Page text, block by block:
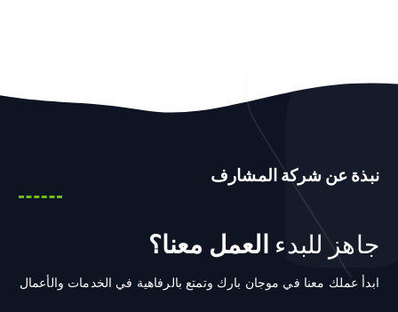
نبذة عن شركة المشارف
جاهز للبدء العمل معنا؟
ابدأ عملك معنا في موجان بارك وتمتع بالرفاهية في الخدمات والأعمال